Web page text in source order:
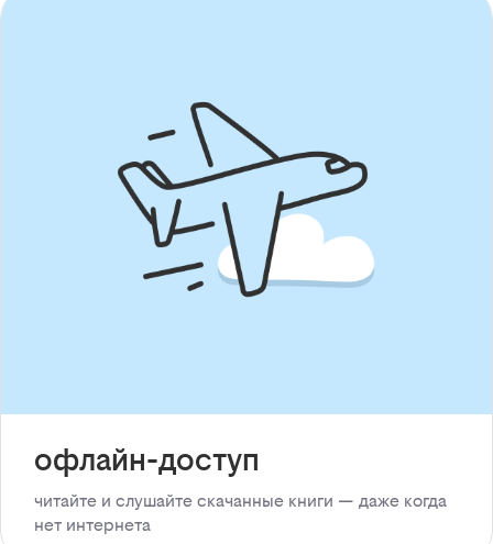
офлайн-доступ
читайте и слушайте скачанные книги — даже когда
нет интернета